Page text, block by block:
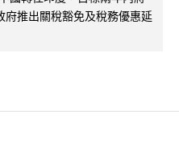
府推出關稅豁免及稅務優惠延